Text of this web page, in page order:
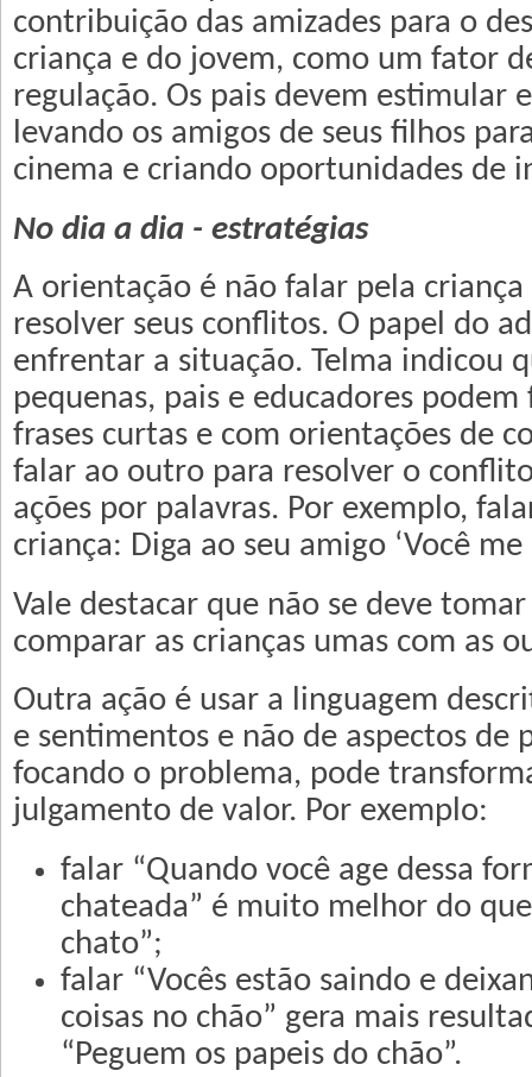
contribuição das amizades para o
criança e do jovem, como um fator
regulação. Os pais devem estimular
levando os amigos de seus filhos
cinema e criando oportunidades de
No dia a dia - estratégias
A orientação é não falar pela
resolver seus conflitos. O papel do
enfrentar a situação. Telma indicou
pequenas, pais e educadores
frases curtas e com orientações de
falar ao outro para resolver o
ações por palavras. Por exemplo,
criança: Diga ao seu amigo ‘Você
Vale destacar que não se deve
comparar as crianças umas com as
Outra ação é usar a linguagem
e sentimentos e não de aspectos de
focando o problema, pode
julgamento de valor. Por exemplo:
falar “Quando você age dessa
chateada” é muito melhor do
chato”;
falar “Vocês estão saindo e
coisas no chão” gera mais
“Peguem os papeis do chão”.